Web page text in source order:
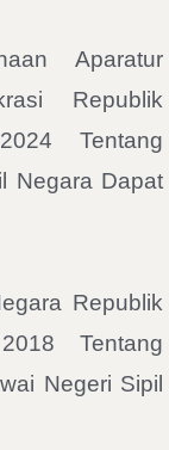
Aparatur
Republik
Tentang
Negara Dapat
Republik
Tentang
Negeri Sipil